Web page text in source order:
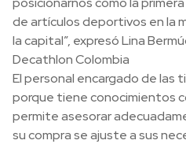
de artículos deportivos en la
la capital”, expresó Lina
Decathlon Colombia
El personal encargado de las
porque tiene conocimientos
permite asesorar
su compra se ajuste a sus